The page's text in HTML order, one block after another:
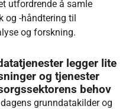
utfordrende å samle
og -håndtering til
og forskning.
legger lite
og tjenester
behov
grunndatakilder og